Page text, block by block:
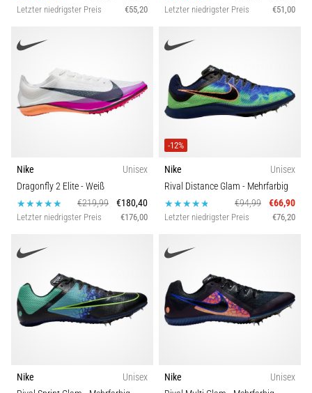
Letzter niedrigster Preis €55,20 Letzter niedrigster Preis €51,00
Nike
Unisex
Dragonfly 2 Elite- Weiß
€219,99
€180,40
Letzter niedrigster Preis €176,00
-12%
Nike
Unisex
Rival Distance Glam - Mehrfarbig
€94,99
€66,90
Letzter niedrigster Preis €76,20
Nike
Unisex
Nike
Unisex